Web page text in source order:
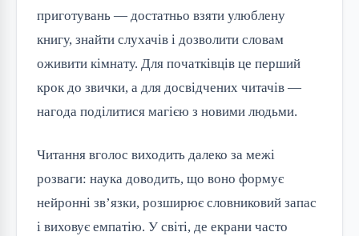
приготувань — достатньо взяти улюблену
книгу, знайти слухачів і дозволити словам
оживити кімнату. Для початківців це перший
крок до звички, а для досвідчених читачів —
нагода поділитися магією з новими людьми.
Читання вголос виходить далеко за межі
розваги: наука доводить, що воно формує
нейронні зв’язки, розширює словниковий запас
і виховує емпатію. У світі, де екрани часто